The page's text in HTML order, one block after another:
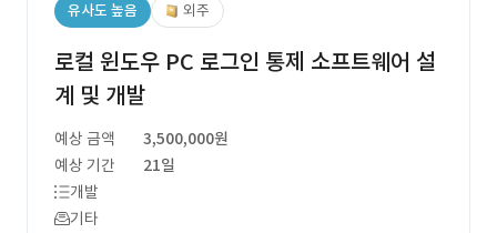
유사도 높음 외주
로컬 윈도우 PC 로그인 통제 소프트웨어 설
계 및 개발
예상 금액
3,500,000원
예상 기간
21일
개발
기타